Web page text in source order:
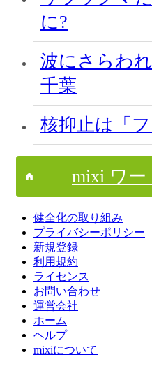
に?
波にさらわれ
千葉
核抑止は「
mixi ワ
健全化の取り組み
プライバシーポリシー
新規登録
利用規約
ライセンス
お問い合わせ
運営会社
ホーム
ヘルプ
mixiについて